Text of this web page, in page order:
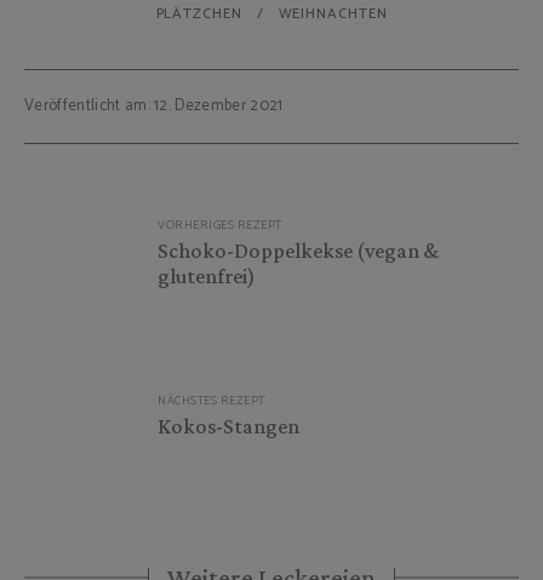
PLÄTZCHEN
WEIHNACHTEN
Veröffentlicht am: 12. Dezember 2021
Beitragsnavigation
VORHERIGES REZEPT
Schoko-Doppelkekse (vegan &
glutenfrei)
NÄCHSTES REZEPT
Kokos-Stangen